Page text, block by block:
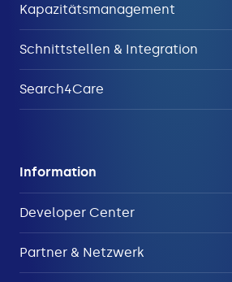
Kapazitätsmanagement
Schnittstellen & Integration
Search4Care
Information
Developer Center
Partner & Netzwerk